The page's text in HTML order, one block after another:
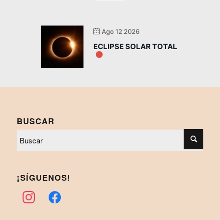
Ago 12 2026
ECLIPSE SOLAR TOTAL
BUSCAR
¡SÍGUENOS!
instagramfacebook